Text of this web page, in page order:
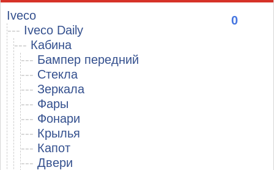
Iveco
--- Iveco Daily
--- Кабина
--- Бампер передний
--- Стекла
--- Зеркала
--- Фары
--- Фонари
--- Крылья
--- Капот
--- Двери
0